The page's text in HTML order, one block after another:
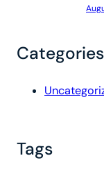
Categories
Tags